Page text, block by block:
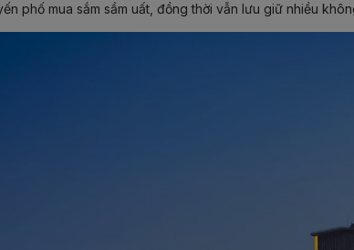
phố mua sắm sầm uất, đồng thời vẫn lưu giữ nhiều